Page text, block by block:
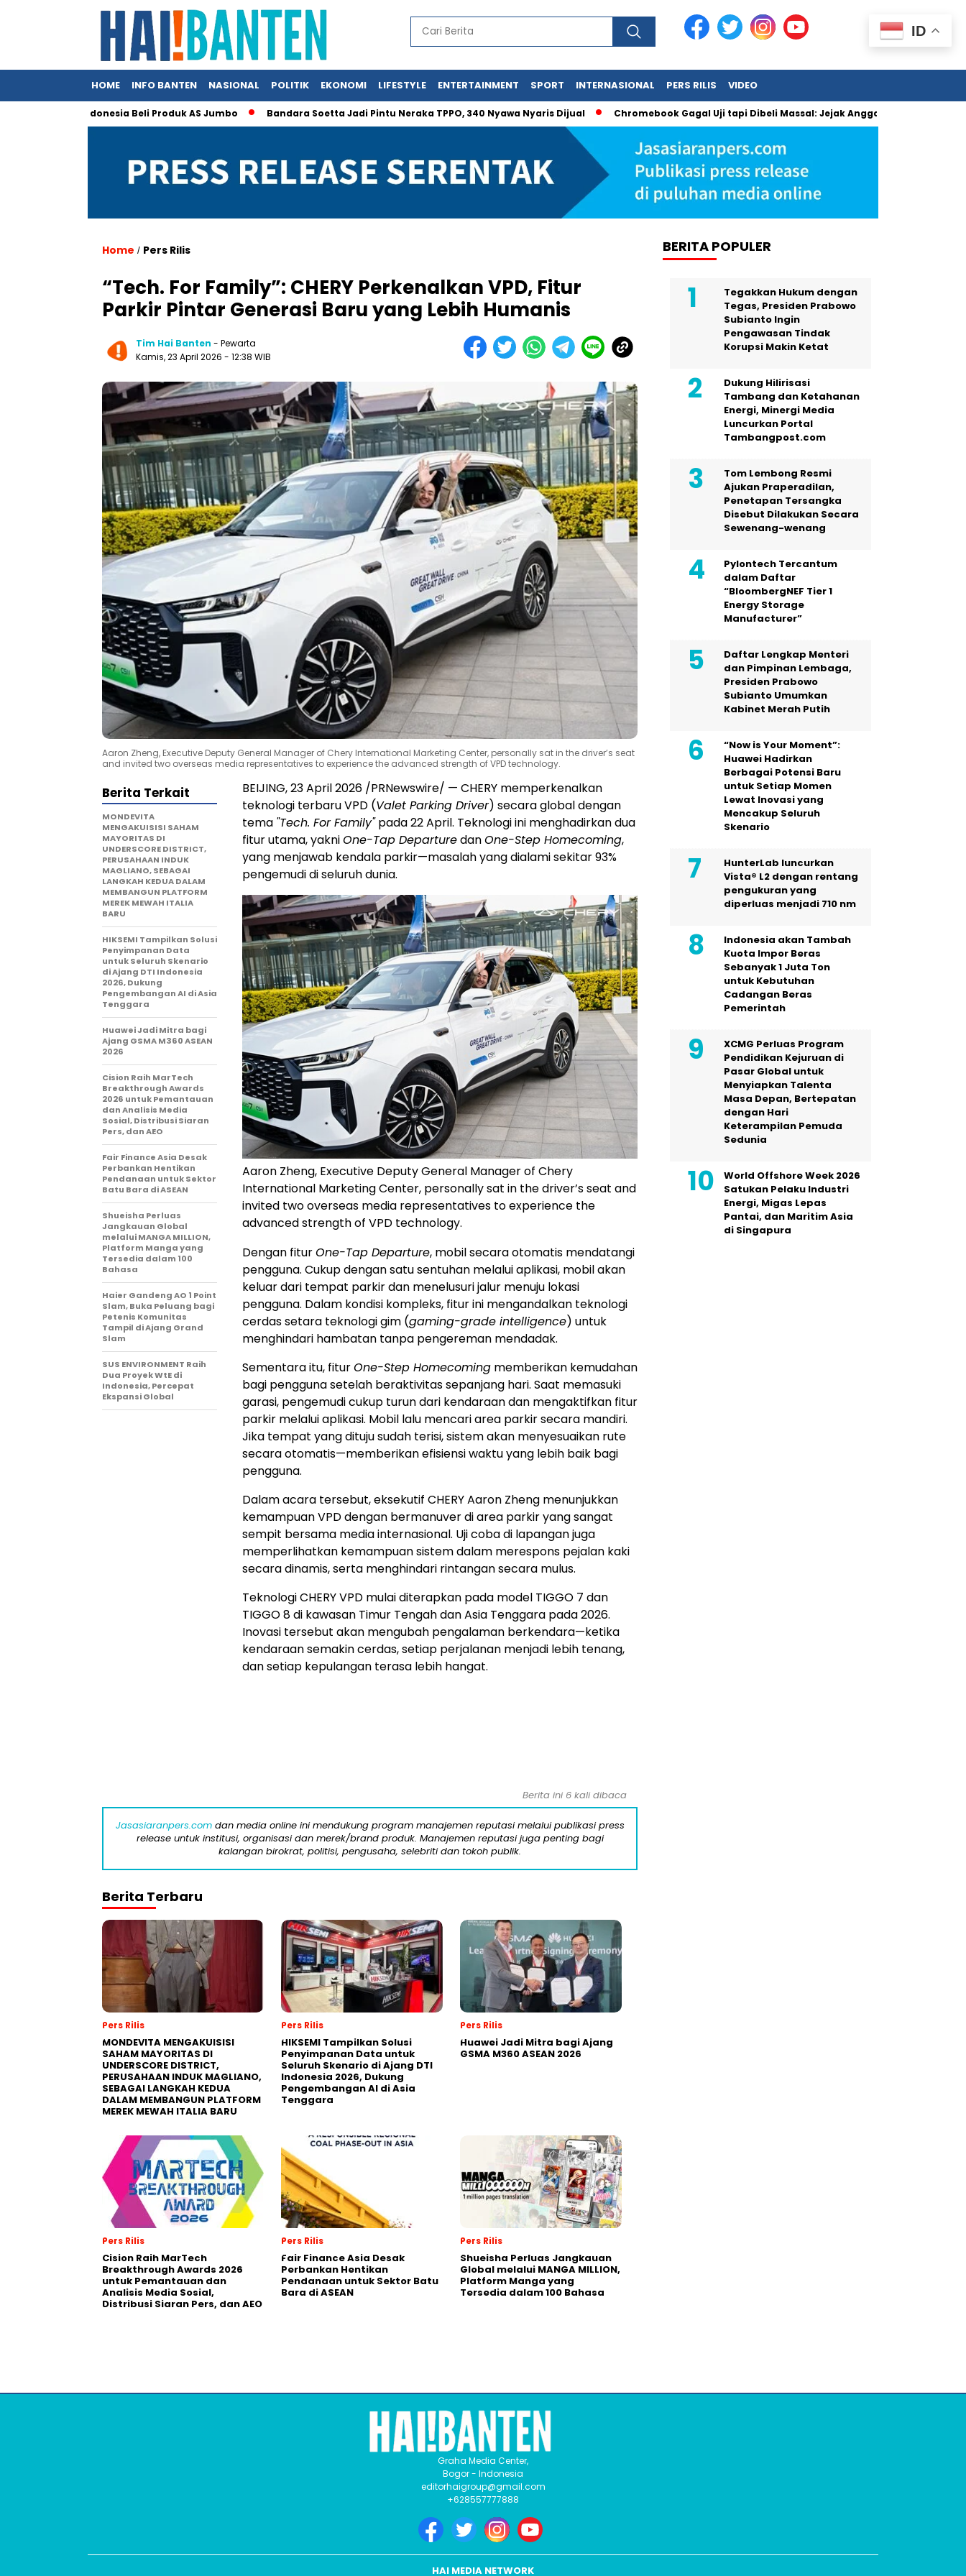
HOME INFO BANTEN NASIONAL POLITIK EKONOMI LIFESTYLE ENTERTAINMENT SPORT INTERNASIONAL PERS RILIS VIDEO
Klaim Indonesia Beli Produk AS Jumbo Bandara Soetta Jadi Pintu Neraka TPPO, 340 Nyawa Nyaris Dijual Chromebook Gagal Uji tapi Dibeli Massal: Jejak Anggaran Jumbo dan
Home / Pers Rilis
“Tech. For Family”: CHERY Perkenalkan VPD, Fitur
Parkir Pintar Generasi Baru yang Lebih Humanis
Tim Hai Banten - Pewarta
Kamis, 23 April 2026 - 12:38 WIB
Aaron Zheng, Executive Deputy General Manager of Chery International Marketing Center, personally sat in the driver’s seat
and invited two overseas media representatives to experience the advanced strength of VPD technology.
BEIJING, 23 April 2026 /PRNewswire/ — CHERY memperkenalkan
teknologi terbaru VPD (Valet Parking Driver) secara global dengan
tema "Tech. For Family"pada 22 April. Teknologi ini menghadirkan dua
fitur utama, yakniOne-Tap DeparturedanOne-Step Homecoming,
yang menjawab kendala parkir—masalah yang dialami sekitar 93%
pengemudi di seluruh dunia.
Aaron Zheng, Executive Deputy General Manager of Chery
International Marketing Center, personally sat in the driver’s seat and
invited two overseas media representatives to experience the
advanced strength of VPD technology.
Dengan fiturOne-Tap Departure, mobil secara otomatis mendatangi
pengguna. Cukup dengan satu sentuhan melalui aplikasi, mobil akan
keluar dari tempat parkir dan menelusuri jalur menuju lokasi
pengguna. Dalam kondisi kompleks, fitur ini mengandalkan teknologi
cerdas setara teknologi gim (gaming-grade intelligence) untuk
menghindari hambatan tanpa pengereman mendadak.
Sementara itu, fiturOne-Step Homecoming memberikan kemudahan
bagi pengguna setelah beraktivitas sepanjang hari. Saat memasuki
garasi, pengemudi cukup turun dari kendaraan dan mengaktifkan fitur
parkir melalui aplikasi. Mobil lalu mencari area parkir secara mandiri.
Jika tempat yang dituju sudah terisi, sistem akan menyesuaikan rute
secara otomatis—memberikan efisiensi waktu yang lebih baik bagi
pengguna.
Dalam acara tersebut, eksekutif CHERY Aaron Zheng menunjukkan
kemampuan VPD dengan bermanuver di area parkir yang sangat
sempit bersama media internasional. Uji coba di lapangan juga
memperlihatkan kemampuan sistem dalam merespons pejalan kaki
secara dinamis, serta menghindari rintangan secara mulus.
Teknologi CHERY VPD mulai diterapkan pada model TIGGO 7 dan
TIGGO 8 di kawasan Timur Tengah dan Asia Tenggara pada 2026.
Inovasi tersebut akan mengubah pengalaman berkendara—ketika
kendaraan semakin cerdas, setiap perjalanan menjadi lebih tenang,
dan setiap kepulangan terasa lebih hangat.
Berita Terkait
MONDEVITA
MENGAKUISISI SAHAM
MAYORITAS DI
UNDERSCORE DISTRICT,
PERUSAHAAN INDUK
MAGLIANO, SEBAGAI
LANGKAH KEDUA DALAM
MEMBANGUN PLATFORM
MEREK MEWAH ITALIA
BARU
HIKSEMI Tampilkan Solusi
Penyimpanan Data
untuk Seluruh Skenario
di Ajang DTI Indonesia
2026, Dukung
Pengembangan AI di Asia
Tenggara
Huawei Jadi Mitra bagi
Ajang GSMA M360 ASEAN
2026
Cision Raih MarTech
Breakthrough Awards
2026 untuk Pemantauan
dan Analisis Media
Sosial, Distribusi Siaran
Pers, dan AEO
Fair Finance Asia Desak
Perbankan Hentikan
Pendanaan untuk Sektor
Batu Bara di ASEAN
Shueisha Perluas
Jangkauan Global
melalui MANGA MILLION,
Platform Manga yang
Tersedia dalam 100
Bahasa
Haier Gandeng AO 1 Point
Slam, Buka Peluang bagi
Petenis Komunitas
Tampil di Ajang Grand
Slam
SUS ENVIRONMENT Raih
Dua Proyek WtE di
Indonesia, Percepat
Ekspansi Global
Berita ini 6 kali dibaca
Jasasiaranpers.comdan media online ini mendukung program manajemen reputasi melalui publikasi press
release untuk institusi, organisasi dan merek/brand produk. Manajemen reputasi juga penting bagi
kalangan birokrat, politisi, pengusaha, selebriti dan tokoh publik.
Berita Terbaru
Pers Rilis
MONDEVITA MENGAKUISISI
SAHAM MAYORITAS DI
UNDERSCORE DISTRICT,
PERUSAHAAN INDUK MAGLIANO,
SEBAGAI LANGKAH KEDUA
DALAM MEMBANGUN PLATFORM
MEREK MEWAH ITALIA BARU
Pers Rilis
HIKSEMI Tampilkan Solusi
Penyimpanan Data untuk
Seluruh Skenario di Ajang DTI
Indonesia 2026, Dukung
Pengembangan AI di Asia
Tenggara
Pers Rilis
Huawei Jadi Mitra bagi Ajang
GSMA M360 ASEAN 2026
Pers Rilis
Cision Raih MarTech
Breakthrough Awards 2026
untuk Pemantauan dan
Analisis Media Sosial,
Distribusi Siaran Pers, dan AEO
Pers Rilis
Fair Finance Asia Desak
Perbankan Hentikan
Pendanaan untuk Sektor Batu
Bara di ASEAN
Pers Rilis
Shueisha Perluas Jangkauan
Global melalui MANGA MILLION,
Platform Manga yang
Tersedia dalam 100 Bahasa
BERITA POPULER
Tegakkan Hukum dengan
Tegas, Presiden Prabowo
Subianto Ingin
Pengawasan Tindak
Korupsi Makin Ketat
Dukung Hilirisasi
Tambang dan Ketahanan
Energi, Minergi Media
Luncurkan Portal
Tambangpost.com
Tom Lembong Resmi
Ajukan Praperadilan,
Penetapan Tersangka
Disebut Dilakukan Secara
Sewenang-wenang
Pylontech Tercantum
dalam Daftar
“BloombergNEF Tier 1
Energy Storage
Manufacturer”
Daftar Lengkap Menteri
dan Pimpinan Lembaga,
Presiden Prabowo
Subianto Umumkan
Kabinet Merah Putih
“Now is Your Moment”:
Huawei Hadirkan
Berbagai Potensi Baru
untuk Setiap Momen
Lewat Inovasi yang
Mencakup Seluruh
Skenario
HunterLab luncurkan
Vista® L2 dengan rentang
pengukuran yang
diperluas menjadi 710 nm
Indonesia akan Tambah
Kuota Impor Beras
Sebanyak 1 Juta Ton
untuk Kebutuhan
Cadangan Beras
Pemerintah
XCMG Perluas Program
Pendidikan Kejuruan di
Pasar Global untuk
Menyiapkan Talenta
Masa Depan, Bertepatan
dengan Hari
Keterampilan Pemuda
Sedunia
World Offshore Week 2026
Satukan Pelaku Industri
Energi, Migas Lepas
Pantai, dan Maritim Asia
di Singapura
ID
Graha Media Center,
Bogor - Indonesia
editorhaigroup@gmail.com
+628557777888
HAI MEDIA NETWORK